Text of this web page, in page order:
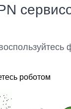
роботом